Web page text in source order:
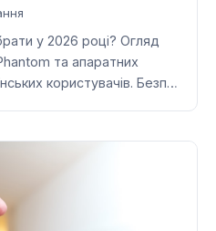
у 2026 році? Огляд
та апаратних
користувачів. Безп…